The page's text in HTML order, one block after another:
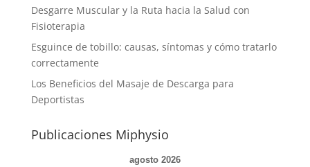
Desgarre Muscular y la Ruta hacia la Salud con
Fisioterapia
Esguince de tobillo: causas, síntomas y cómo tratarlo
correctamente
Los Beneficios del Masaje de Descarga para
Deportistas
Publicaciones Miphysio
agosto 2026